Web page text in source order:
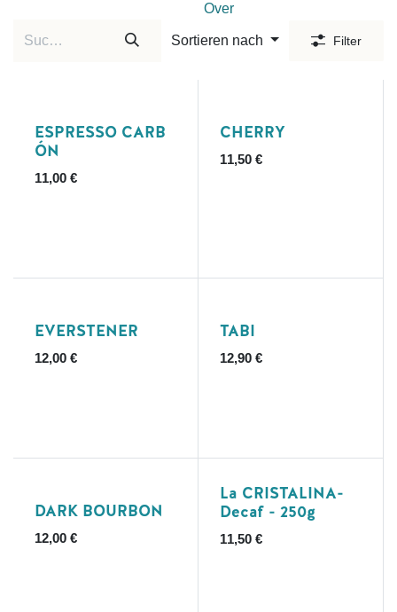
Over
Sortieren nach Filter
ESPRESSO CARB
ÓN
11,00 €
CHERRY
11,50€
EVERSTENER
12,00 €
Ausverkauft
TABI
12,90€
DARK BOURBON
12,00 €
La CRISTALINA-
Decaf - 250g
11,50€